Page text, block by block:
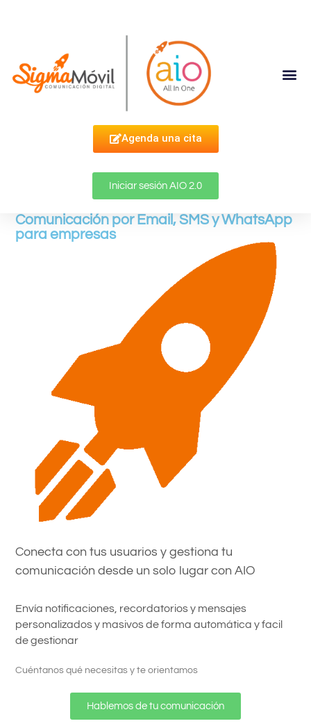
Agenda una cita
Iniciar sesión AIO 2.0
Comunicación por Email, SMS y WhatsApp
para empresas
Conecta con tus usuarios y gestiona tu
comunicación desde un solo lugar con AIO
Envía notificaciones, recordatorios y mensajes
personalizados y masivos de forma automática y facil
de gestionar
Cuéntanos qué necesitas y te orientamos
Hablemos de tu comunicación